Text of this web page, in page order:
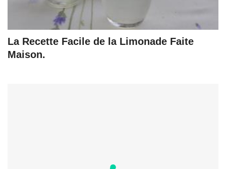
La Recette Facile de la Limonade Faite
Maison.